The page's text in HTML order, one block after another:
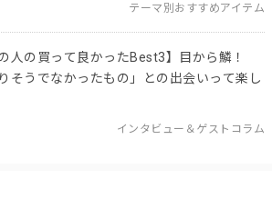
テーマ別おすすめアイテム
の人の買って良かったBest3】目から鱗！
りそうでなかったもの」との出会いって楽し
インタビュー＆ゲストコラム